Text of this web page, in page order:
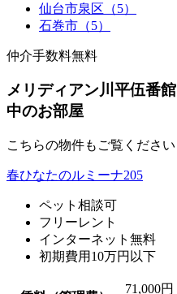
仙台市泉区（5）
石巻市（5）
仲介手数料無料
メリディアン川平伍番
中のお部屋
こちらの物件もご覧ください
春ひなたのルミーナ205
ペット相談可
フリーレント
インターネット無料
初期費用10万円以下
71,000円